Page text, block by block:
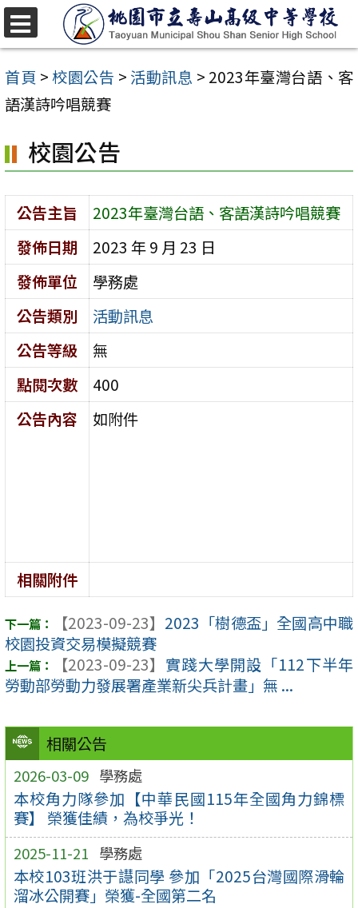
跳
至
主
要
容
區
首頁 >校園公告 > 活動訊息 > 2023年臺灣台語、客
語漢詩吟唱競賽
相關公告
2026-03-09 學務處
本校角力隊參加【中華民國115年全國角力錦標
賽】 榮獲佳績，為校爭光！
2025-11-21 學務處
本校103班洪于譿同學 參加「2025台灣國際滑輪
溜冰公開賽」榮獲-全國第二名
校園公告
公告主旨
2023年臺灣台語、客語漢詩吟唱競賽
發佈日期
2023 年 9 月 23 日
發佈單位
學務處
公告類別
活動訊息
公告等級
無
點閱次數
400
公告內容
如附件
相關附件
【2023-09-23】 2023「樹德盃」全國高中職
校園投資交易模擬競賽
【2023-09-23】 實踐大學開設「112下半年
勞動部勞動力發展署產業新尖兵計畫」無 ...
選
單